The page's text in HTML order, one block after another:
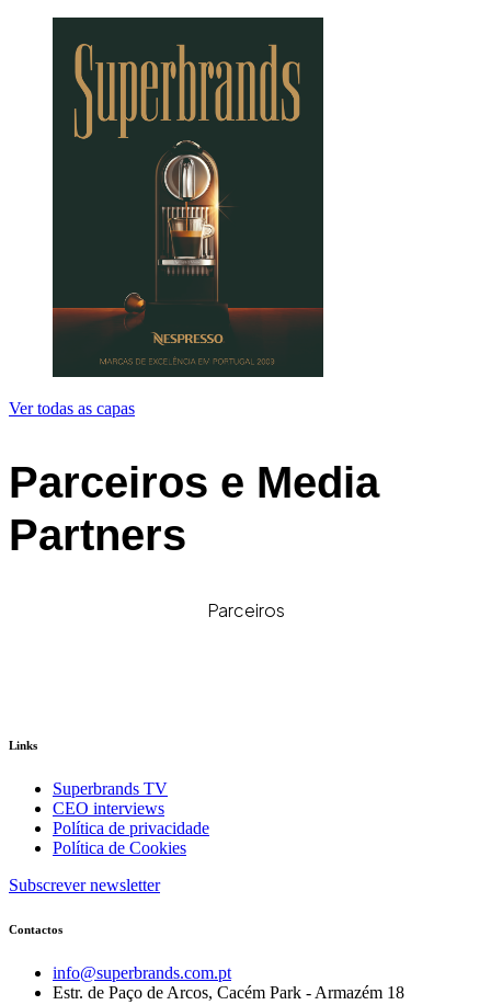
Ver todas as capas
Parceiros e Media
Partners
Parceiros
Links
Superbrands TV
CEO interviews
Política de privacidade
Política de Cookies
Subscrever newsletter
Contactos
info@superbrands.com.pt
Estr. de Paço de Arcos, Cacém Park - Armazém 18